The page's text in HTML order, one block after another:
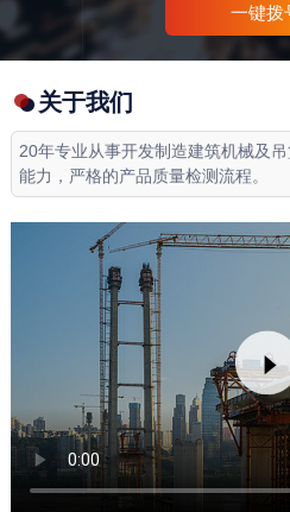
一键拨
关于我们
20年专业从事开发制造建筑机械及
能力，严格的产品质量检测流程。